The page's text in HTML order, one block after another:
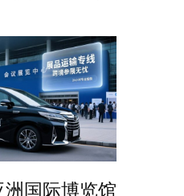
国际博览馆